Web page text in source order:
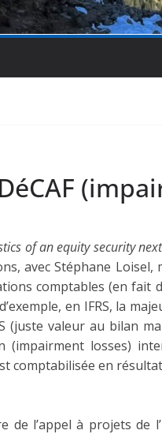
of an equity security
avec Stéphane
comptables (en fait
en IFRS, la
(juste valeur au bilan
(impairment losses)
comptabilisée en
de l’appel à projets de l’